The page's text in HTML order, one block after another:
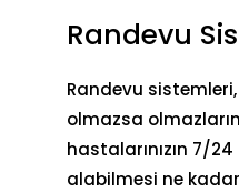
Randevu
Randevu
olmazsa
hastalarınızın 7/24
alabilmesi ne